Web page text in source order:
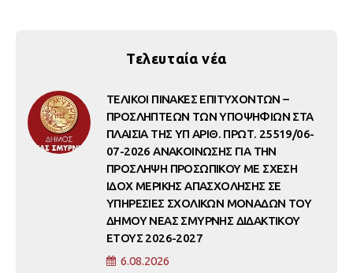
Τελευταία νέα
ΤΕΛΙΚΟΙ ΠΙΝΑΚΕΣ ΕΠΙΤΥΧΟΝΤΩΝ –
ΠΡΟΣΛΗΠΤΕΩΝ ΤΩΝ ΥΠΟΨΗΦΙΩΝ ΣΤΑ
ΠΛΑΙΣΙΑ ΤΗΣ ΥΠ ΑΡΙΘ. ΠΡΩΤ. 25519/06-
07-2026 ΑΝΑΚΟΙΝΩΣΗΣ ΓΙΑ ΤΗΝ
ΠΡΟΣΛΗΨΗ ΠΡΟΣΩΠΙΚΟΥ ΜΕ ΣΧΕΣΗ
ΙΔΟΧ ΜΕΡΙΚΗΣ ΑΠΑΣΧΟΛΗΣΗΣ ΣΕ
ΥΠΗΡΕΣΙΕΣ ΣΧΟΛΙΚΩΝ ΜΟΝΑΔΩΝ ΤΟΥ
ΔΗΜΟΥ ΝΕΑΣ ΣΜΥΡΝΗΣ ΔΙΔΑΚΤΙΚΟΥ
ΕΤΟΥΣ 2026-2027
6.08.2026